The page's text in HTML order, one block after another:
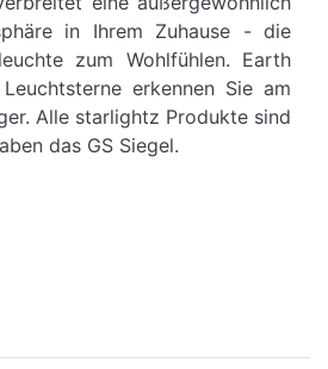
in Ihrem Zuhause - die
zum Wohlfühlen. Earth
erkennen Sie am
Alle starlightz Produkte sind
das GS Siegel.